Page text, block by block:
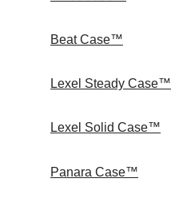
Beat Case™
Lexel Steady Case™
Lexel Solid Case™
Panara Case™